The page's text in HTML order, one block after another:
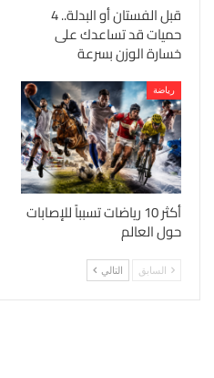
قبل الفستان أو البدلة.. 4
حميات قد تساعدك على
خسارة الوزن بسرعة
رياضة
أكثر 10 رياضات تسبباً للإصابات
حول العالم
السابق التالي